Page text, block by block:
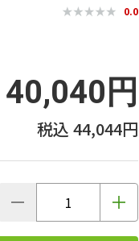
0.0
40,040円
44,044円